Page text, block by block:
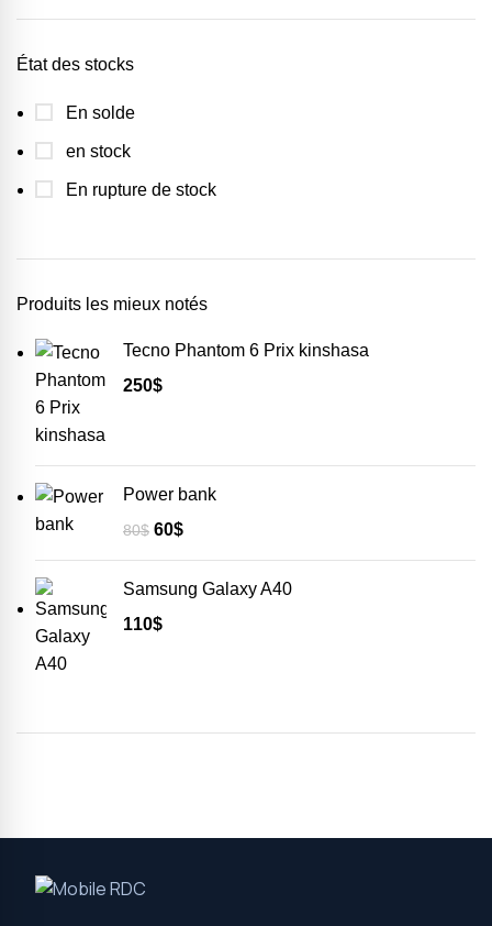
État des stocks
En solde
en stock
En rupture de stock
Produits les mieux notés
Tecno Phantom 6 Prix kinshasa
250$
Power bank
80$ 60$
Samsung Galaxy A40
110$